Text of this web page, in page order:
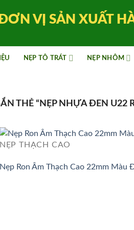
VỊ SẢN XUẤT
NẸP TÔ TRÁT NẸP NHÔM
THẺ “NẸP NHỰA ĐEN U22
NẸP THẠCH CAO
Nẹp Ron Âm Thạch Cao 22mm Màu